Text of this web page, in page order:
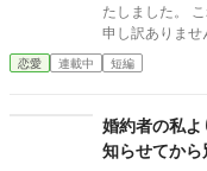
たしました。
申し訳ありませ
す。 === 伯爵令嬢リーゼロッテは、婚約者アレクシスが「病弱な
幼馴染エルマ」
もに限界を迎え
から、王家経由
と恐れられる
恋愛 連載中 短編
婚約者の私
知らせてから